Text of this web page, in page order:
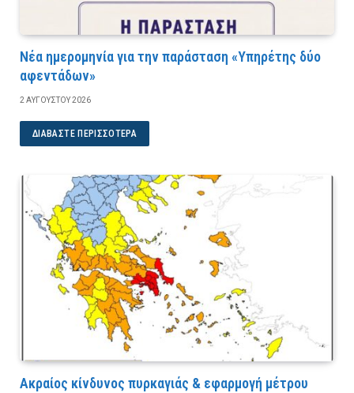
Νέα ημερομηνία για την παράσταση «Υπηρέτης δύο
αφεντάδων»
2 ΑΥΓΟΎΣΤΟΥ 2026
ΔΙΑΒΆΣΤΕ ΠΕΡΙΣΣΌΤΕΡΑ
Ακραίος κίνδυνος πυρκαγιάς & εφαρμογή μέτρου